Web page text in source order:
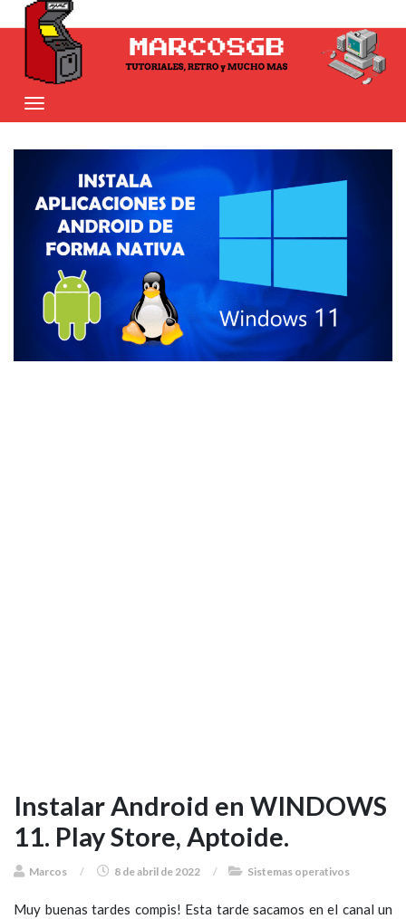
Instalar Android en WINDOWS
11. Play Store, Aptoide.
Marcos / 8 de abril de 2022 / Sistemas operativos
Muy buenas tardes compis! Esta tarde sacamos en el canal un